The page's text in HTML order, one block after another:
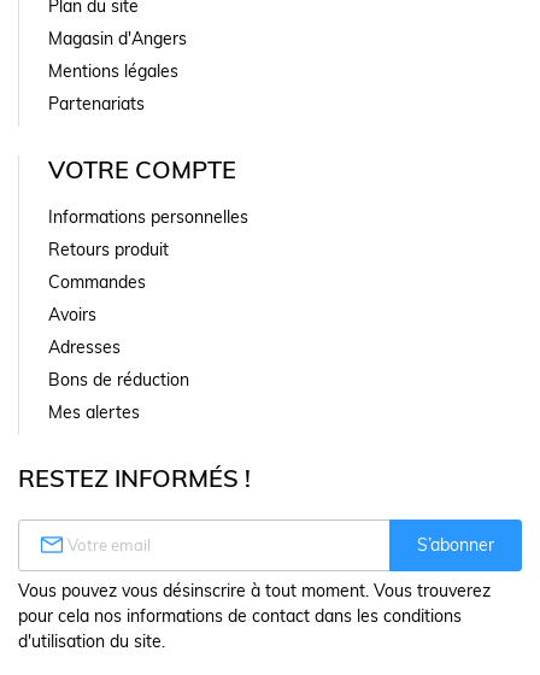
Plan du site
Magasin d'Angers
Mentions légales
Partenariats
VOTRE COMPTE
Informations personnelles
Retours produit
Commandes
Avoirs
Adresses
Bons de réduction
Mes alertes
RESTEZ INFORMÉS !
 S’abonner
Vous pouvez vous désinscrire à tout moment. Vous trouverez
pour cela nos informations de contact dans les conditions
d'utilisation du site.